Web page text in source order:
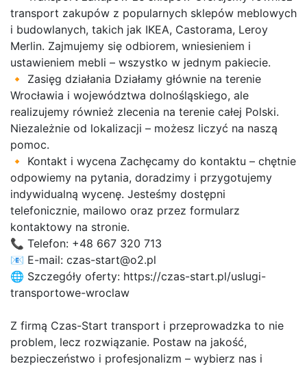
transport zakupów z popularnych sklepów meblowych
i budowlanych, takich jak IKEA, Castorama, Leroy
Merlin. Zajmujemy się odbiorem, wniesieniem i
ustawieniem mebli – wszystko w jednym pakiecie.
🔸 Zasięg działania Działamy głównie na terenie
Wrocławia i województwa dolnośląskiego, ale
realizujemy również zlecenia na terenie całej Polski.
Niezależnie od lokalizacji – możesz liczyć na naszą
pomoc.
🔸 Kontakt i wycena Zachęcamy do kontaktu – chętnie
odpowiemy na pytania, doradzimy i przygotujemy
indywidualną wycenę. Jesteśmy dostępni
telefonicznie, mailowo oraz przez formularz
kontaktowy na stronie.
📞 Telefon: +48 667 320 713
📧 E-mail: czas-start@o2.pl
🌐 Szczegóły oferty: https://czas-start.pl/uslugi-
transportowe-wroclaw
Z firmą Czas-Start transport i przeprowadzka to nie
problem, lecz rozwiązanie. Postaw na jakość,
bezpieczeństwo i profesjonalizm – wybierz nas i